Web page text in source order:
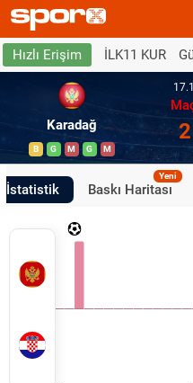
Hızlı Erişim İLK11 KUR
Karadağ
B G M G M
İstatistik Baskı Haritası
Yeni